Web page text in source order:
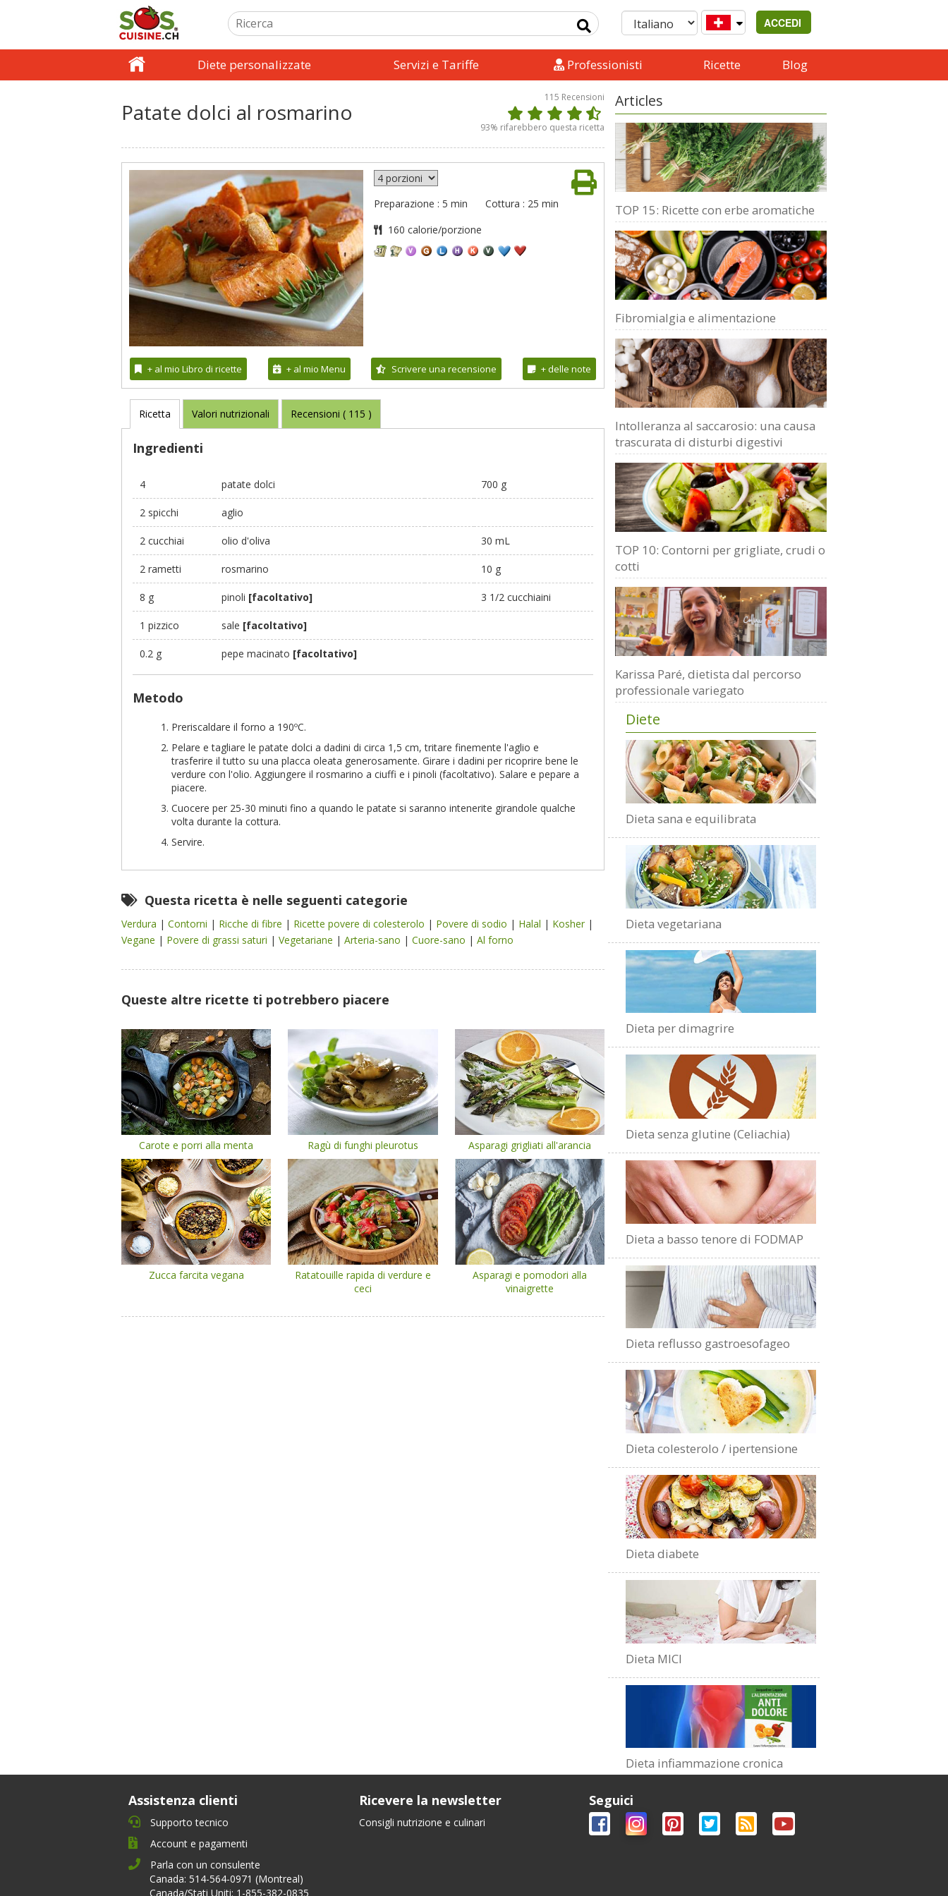
ACCEDI
Diete personalizzate Servizi e Tariffe Professionisti Ricette Blog
Patate dolci al rosmarino
115 Recensioni
93% rifarebbero questa ricetta
Preparazione : 5 min
Cottura : 25 min
160 calorie/porzione
+ al mio Libro di ricette + al mio Menu Scrivere una recensione + delle note
Ricetta Valori nutrizionali Recensioni ( 115 )
Ingredienti
4 patate dolci 700 g
2 spicchi aglio
2 cucchiai olio d'oliva 30 mL
2 rametti rosmarino 10 g
8 g pinoli [facoltativo] 3 1/2 cucchiaini
1 pizzico sale [facoltativo]
0.2 g pepe macinato [facoltativo]
Metodo
Preriscaldare il forno a 190ºC.
Pelare e tagliare le patate dolci a dadini di circa 1,5 cm, tritare finemente l'aglio e
trasferire il tutto su una placca oleata generosamente. Girare i dadini per ricoprire bene le
verdure con l'olio. Aggiungere il rosmarino a ciuffi e i pinoli (facoltativo). Salare e pepare a
piacere.
Cuocere per 25-30 minuti fino a quando le patate si saranno intenerite girandole qualche
volta durante la cottura.
Servire.
Questa ricetta è nelle seguenti categorie
Verdura | Contorni | Ricche di fibre | Ricette povere di colesterolo | Povere di sodio | Halal | Kosher |
Vegane | Povere di grassi saturi | Vegetariane | Arteria-sano | Cuore-sano | Al forno
Queste altre ricette ti potrebbero piacere
Carote e porri alla menta Ragù di funghi pleurotus Asparagi grigliati all'arancia
Zucca farcita vegana
Ratatouille rapida di verdure e
ceci
Asparagi e pomodori alla
vinaigrette
Articles
TOP 15: Ricette con erbe aromatiche
Fibromialgia e alimentazione
Intolleranza al saccarosio: una causa
trascurata di disturbi digestivi
TOP 10: Contorni per grigliate, crudi o
cotti
Karissa Paré, dietista dal percorso
professionale variegato
Diete
Dieta sana e equilibrata
Dieta vegetariana
Dieta per dimagrire
Dieta senza glutine (Celiachia)
Dieta a basso tenore di FODMAP
Dieta reflusso gastroesofageo
Dieta colesterolo / ipertensione
Dieta diabete
Dieta MICI
Dieta infiammazione cronica
Assistenza clienti
Supporto tecnico
Account e pagamenti
Parla con un consulente
Canada: 514-564-0971 (Montreal)
Canada/Stati Uniti: 1-855-382-0835
Ricevere la newsletter
Consigli nutrizione e culinari
Seguici